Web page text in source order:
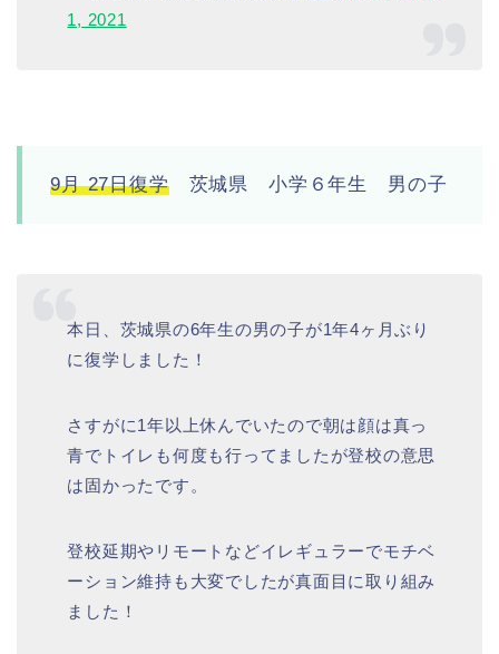
1, 2021
9月 27日復学茨城県 小学６年生 男の子
本日、茨城県の6年生の男の子が1年4ヶ月ぶり
に復学しました！
さすがに1年以上休んでいたので朝は顔は真っ
青でトイレも何度も行ってましたが登校の意思
は固かったです。
登校延期やリモートなどイレギュラーでモチベ
ーション維持も大変でしたが真面目に取り組み
ました！